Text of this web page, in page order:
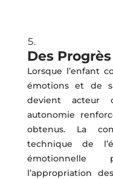
Des
Lorsque l’enfant
émotions et de
devient acteur
autonomie
obtenus. La
technique de
l’appropriation